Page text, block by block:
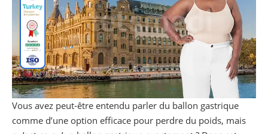
Vous avez peut-être entendu parler du ballon gastrique
comme d’une option efficace pour perdre du poids, mais